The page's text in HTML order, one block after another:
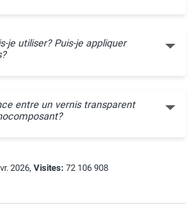
je utiliser? Puis-je appliquer
entre un vernis transparent
2026, Visites: 72 106 908